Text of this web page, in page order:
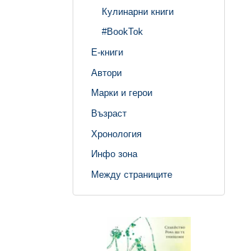
Кулинарни книги
#BookTok
Е-книги
Автори
Марки и герои
Възраст
Хронология
Инфо зона
Между страниците